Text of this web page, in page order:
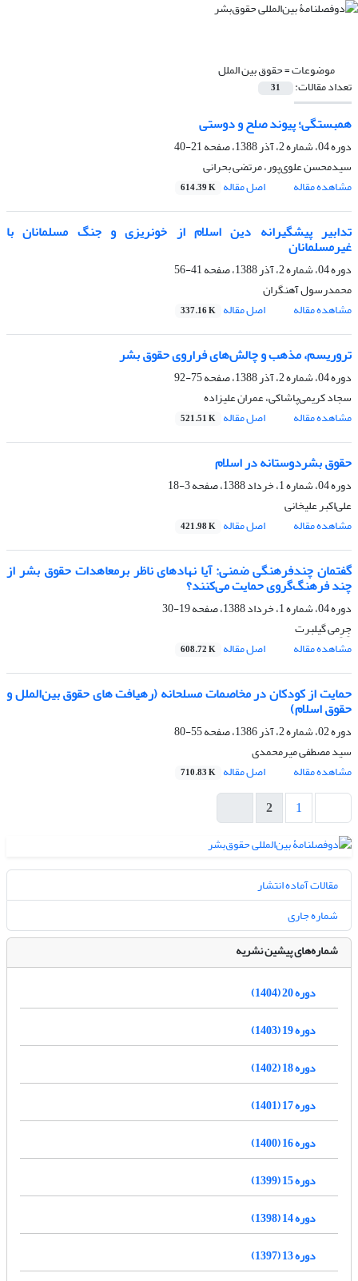
موضوعات =حقوق بین الملل
تعداد مقالات: 31
همبستگی؛ پیوند صلح و دوستی
دوره 04، شماره 2، آذر 1388، صفحه
21-40
سیدمحسن علوی‌پور، مرتضی بحرانی
مشاهده مقاله
اصل مقاله 614.39 K
تدابیر پیشگیرانه دین اسلام از خونریزی و جنگ مسلمانان با
غیرمسلمانان
دوره 04، شماره 2، آذر 1388، صفحه
41-56
محمدرسول آهنگران
مشاهده مقاله
اصل مقاله 337.16 K
تروریسم، مذهب و چالش‌های فراروی حقوق بشر
دوره 04، شماره 2، آذر 1388، صفحه
75-92
سجاد کریمی‌پاشاکی، عمران علیزاده
مشاهده مقاله
اصل مقاله 521.51 K
حقوق بشردوستانه در اسلام
دوره 04، شماره 1، خرداد 1388، صفحه
3-18
علی‌اکبر علیخانی
مشاهده مقاله
اصل مقاله 421.98 K
گفتمان چندفرهنگی ضمنی: آیا نهادهای ناظر برمعاهدات حقوق ‌بشر از
چند فرهنگ‌گروی حمایت می‌کنند؟
دوره 04، شماره 1، خرداد 1388، صفحه
19-30
جِرِمی گیلبرت
مشاهده مقاله
اصل مقاله 608.72 K
حمایت از کودکان در مخاصمات مسلحانه (رهیافت های حقوق بین‌الملل و
حقوق اسلام)
دوره 02، شماره 2، آذر 1386، صفحه
55-80
سید مصطفی میرمحمدی
مشاهده مقاله
اصل مقاله 710.83 K
1
2
مقالات آماده انتشار
شماره جاری
شماره‌های پیشین نشریه
دوره 20 (1404)
دوره 19 (1403)
دوره 18 (1402)
دوره 17 (1401)
دوره 16 (1400)
دوره 15 (1399)
دوره 14 (1398)
دوره 13 (1397)